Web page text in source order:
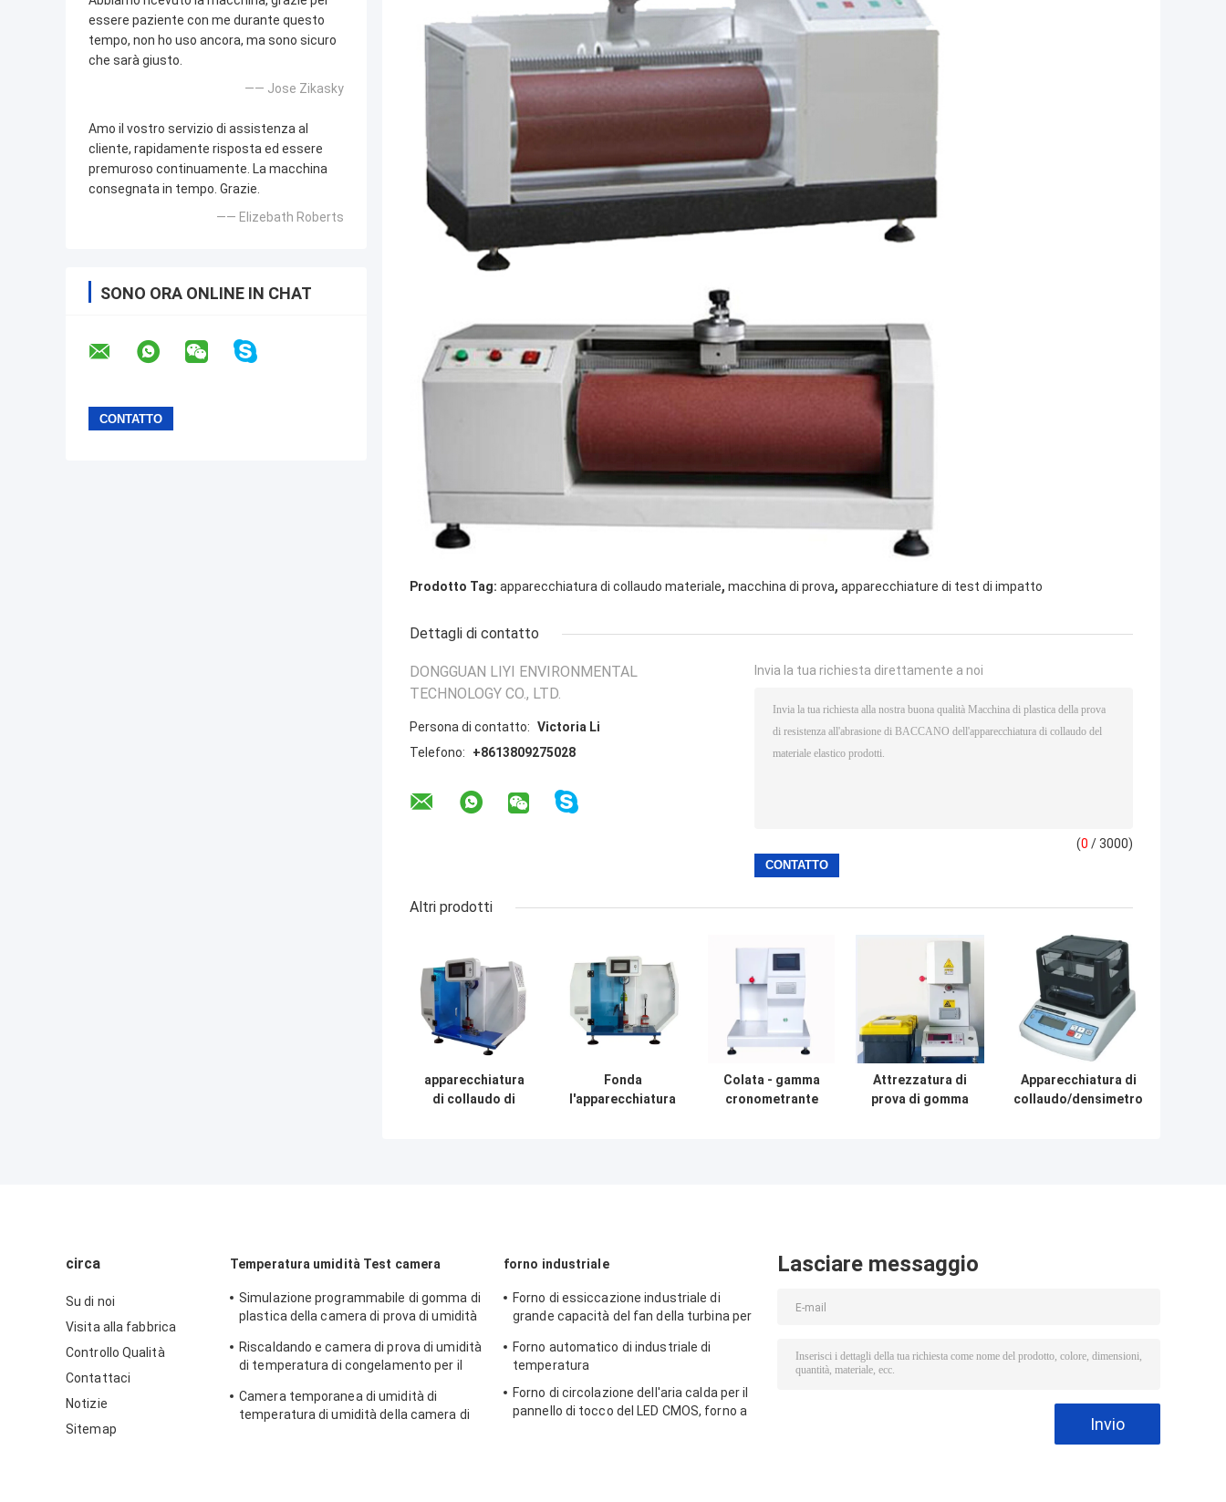
essere paziente con me durante questo
tempo, non ho uso ancora, ma sono sicuro
che sarà giusto.
—— Jose Zikasky
Amo il vostro servizio di assistenza al
cliente, rapidamente risposta ed essere
premuroso continuamente. La macchina
consegnata in tempo. Grazie.
—— Elizebath Roberts
SONO ORA ONLINE IN CHAT
Prodotto Tag: apparecchiatura di collaudo materiale, macchina di prova, apparecchiature di test di impatto
Dettagli di contatto
DONGGUAN LIYI ENVIRONMENTAL
TECHNOLOGY CO., LTD.
Persona di contatto: Victoria Li
Telefono:
+8613809275028
Invia la tua richiesta direttamente a noi
(0 / 3000)
Altri prodotti
apparecchiatura
di collaudo di
Fonda
l'apparecchiatura
Colata - gamma
cronometrante
Attrezzatura di
prova di gomma
Apparecchiatura di
collaudo/densimetro
circa
Su di noi
Visita alla fabbrica
Controllo Qualità
Contattaci
Notizie
Sitemap
Temperatura umidità Test camera
Simulazione programmabile di gomma di
plastica della camera di prova di umidità
Riscaldando e camera di prova di umidità
di temperatura di congelamento per il
Camera temporanea di umidità di
temperatura di umidità della camera di
forno industriale
Forno di essiccazione industriale di
grande capacità del fan della turbina per
Forno automatico di industriale di
temperatura
Forno di circolazione dell'aria calda per il
pannello di tocco del LED CMOS, forno a
Lasciare messaggio